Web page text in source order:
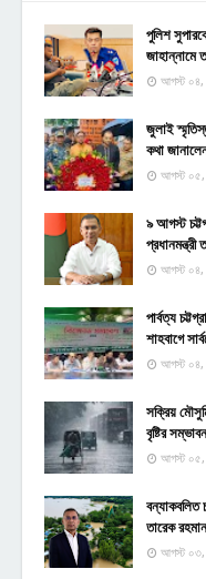
পুলিশ
জাহান্নামে
আগস্ট ০৪,
জুলাই
কথা
আগস্ট
৯ আগস্ট
প্রধানমন্ত্রী
আগস্ট ০৪,
পার্বত্য
শাহবাগে
আগস্ট ০৪,
সক্রিয়
বৃষ্টির
আগস্ট
বন্যাকবলিত
তারেক
আগস্ট